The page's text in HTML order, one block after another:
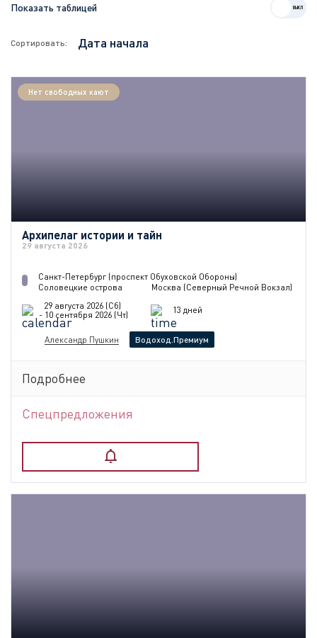
Показать таблицей
Сортировать:
Нет свободных кают
Архипелаг истории и тайн
29 августа 2026
Санкт-Петербург (проспект Обуховской Обороны)
Соловецкие острова
Москва (Северный Речной Вокзал)
29 августа 2026 (Сб)
- 10 сентября 2026 (Чт)
13 дней
Александр Пушкин Водоход.Премиум
Подробнее
Спецпредложения